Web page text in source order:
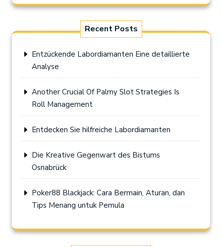
Recent Posts
Entzückende Labordiamanten Eine detaillierte
Analyse
Another Crucial Of Palmy Slot Strategies Is
Roll Management
Entdecken Sie hilfreiche Labordiamanten
Die Kreative Gegenwart des Bistums
Osnabrück
Poker88 Blackjack: Cara Bermain, Aturan, dan
Tips Menang untuk Pemula